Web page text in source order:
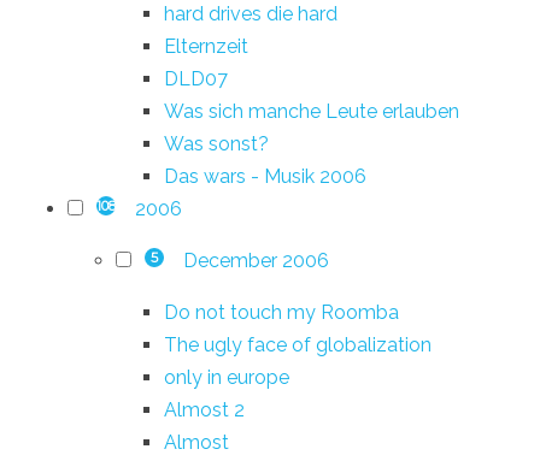
hard drives die hard
Elternzeit
DLD07
Was sich manche Leute erlauben
Was sonst?
Das wars - Musik 2006
108 2006
5 December 2006
Do not touch my Roomba
The ugly face of globalization
only in europe
Almost 2
Almost